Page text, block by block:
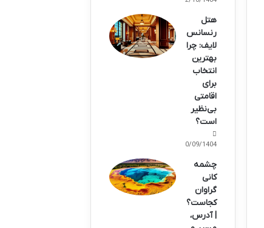
هتل
رنسانس
لایف: چرا
بهترین
انتخاب
برای
اقامتی
بی‌نظیر
است؟
30/09/1404
چشمه
کانی
گراوان
کجاست؟
| آدرس،